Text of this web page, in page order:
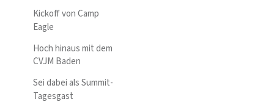
Kickoff von Camp
Eagle
Hoch hinaus mit dem
CVJM Baden
Sei dabei als Summit-
Tagesgast